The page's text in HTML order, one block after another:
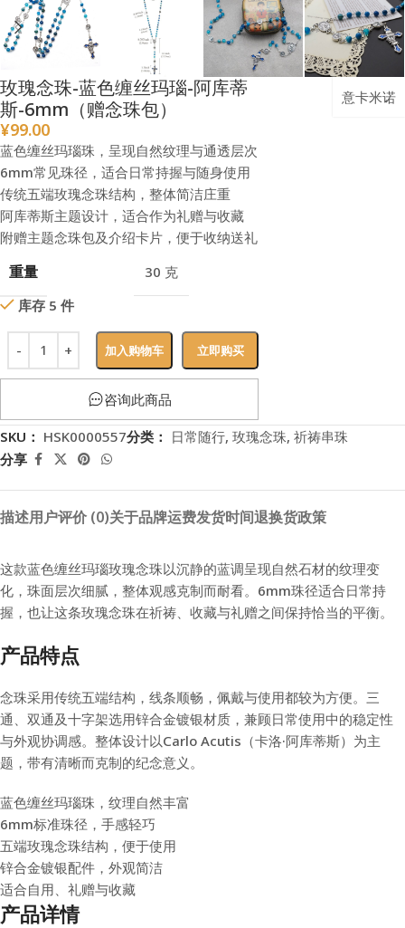
玫瑰念珠-蓝色缠丝玛瑙-阿库蒂
斯-6mm（赠念珠包）
意卡米诺
¥99.00
蓝色缠丝玛瑙珠，呈现自然纹理与通透层次
6mm常见珠径，适合日常持握与随身使用
传统五端玫瑰念珠结构，整体简洁庄重
阿库蒂斯主题设计，适合作为礼赠与收藏
附赠主题念珠包及介绍卡片，便于收纳送礼
重量
30 克
库存 5 件
加入购物车 立即购买
咨询此商品
SKU： HSK0000557分类： 日常随行, 玫瑰念珠, 祈祷串珠
分享
描述用户评价 (0)关于品牌运费发货时间退换货政策
这款蓝色缠丝玛瑙玫瑰念珠以沉静的蓝调呈现自然石材的纹理变
化，珠面层次细腻，整体观感克制而耐看。6mm珠径适合日常持
握，也让这条玫瑰念珠在祈祷、收藏与礼赠之间保持恰当的平衡。
产品特点
念珠采用传统五端结构，线条顺畅，佩戴与使用都较为方便。三
通、双通及十字架选用锌合金镀银材质，兼顾日常使用中的稳定性
与外观协调感。整体设计以Carlo Acutis（卡洛·阿库蒂斯）为主
题，带有清晰而克制的纪念意义。
蓝色缠丝玛瑙珠，纹理自然丰富
6mm标准珠径，手感轻巧
五端玫瑰念珠结构，便于使用
锌合金镀银配件，外观简洁
适合自用、礼赠与收藏
产品详情